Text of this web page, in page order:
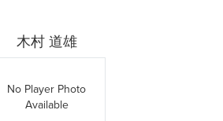
木村 道雄
No Player Photo
Available